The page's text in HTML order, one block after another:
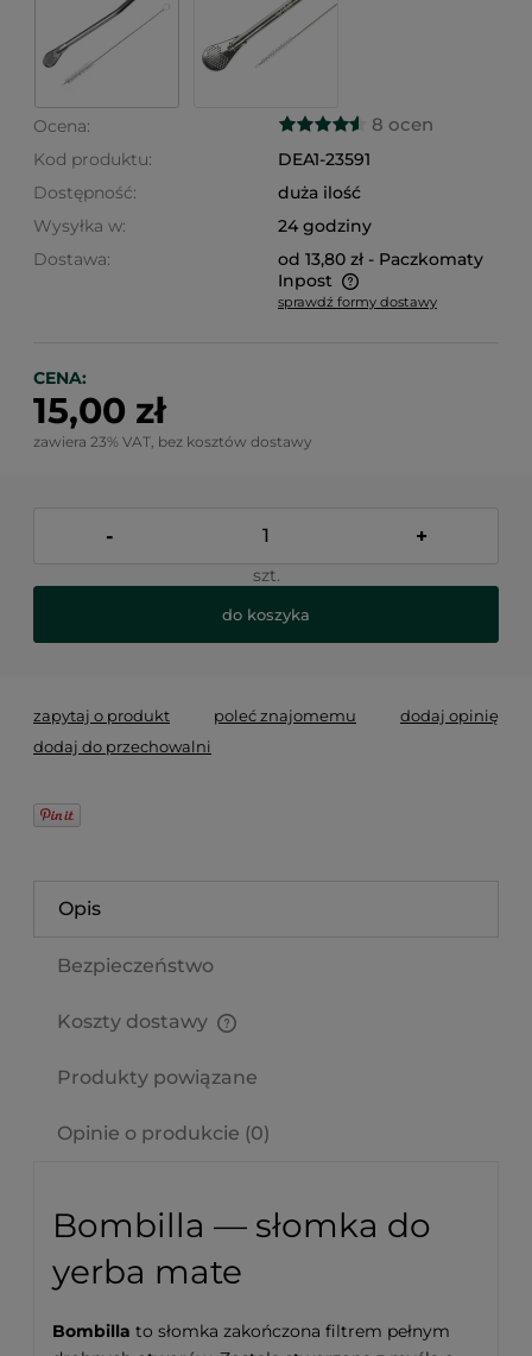
Ocena: 8 ocen
Kod produktu:
DEA1-23591
Dostępność:
duża ilość
Wysyłka w:
24 godziny
Dostawa:
od 13,80 zł - Paczkomaty
Inpost
Cena nie zawiera ewentualnych kosztów płatności
sprawdź formy dostawy
CENA:
15,00 zł
zawiera 23% VAT, bez kosztów dostawy
- +
szt.
do koszyka
zapytaj o produkt poleć znajomemu
dodaj opinię
dodaj do przechowalni
Opis
Bezpieczeństwo
Koszty dostawy
Produkty powiązane
Opinie o produkcie (0)
Bombilla — słomka do
yerba mate
Bombilla to słomka zakończona filtrem pełnym